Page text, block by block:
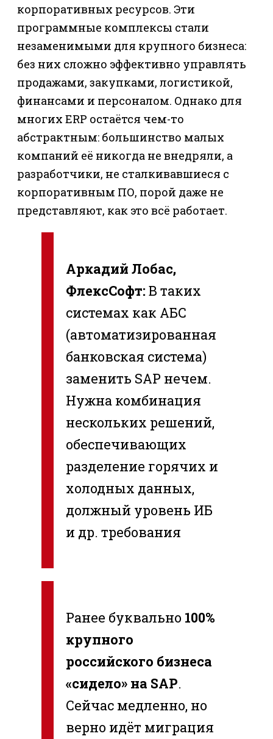
корпоративных ресурсов. Эти
программные комплексы стали
незаменимыми для крупного бизнеса:
без них сложно эффективно управлять
продажами, закупками, логистикой,
финансами и персоналом. Однако для
многих ERP остаётся чем-то
абстрактным: большинство малых
компаний её никогда не внедряли, а
разработчики, не сталкивавшиеся с
корпоративным ПО, порой даже не
представляют, как это всё работает.
Аркадий Лобас,
ФлексСофт: В таких
системах как АБС
(автоматизированная
банковская система)
заменить SAP нечем.
Нужна комбинация
нескольких решений,
обеспечивающих
разделение горячих и
холодных данных,
должный уровень ИБ
и др. требования
Ранее буквально 100%
крупного
российского бизнеса
«сидело» на SAP.
Сейчас медленно, но
верно идёт миграция